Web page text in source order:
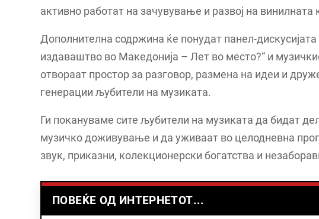
активно работат на зачувување и развој на винилната
Дополнителна содржина ќе понудат панел-
издаваштво во Македонија – Лет во место?“ и
отвораат простор за разговор, размена на идеи и
генерации љубители на музиката.
Ги покануваме сите љубители на музиката да бидат
музичко доживување и да уживаат во целодневна
звук, приказни, колекционерски богатства и
ПОВЕЌЕ ОД ИНТЕРНЕТОТ...